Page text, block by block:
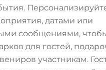
датами или
сообщениями,
для гостей,
участникам.